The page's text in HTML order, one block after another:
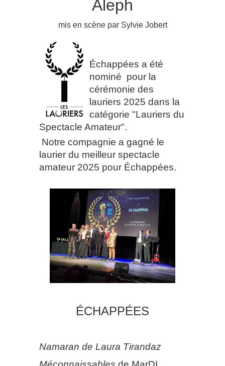
Aleph
mis en scène par Sylvie Jobert
Échappées a été
nominé pour la
cérémonie des
lauriers 2025 dans la
catégorie "Lauriers du
Spectacle Amateur".
Notre compagnie a gagné le
laurier du meilleur spectacle
amateur 2025 pour Échappées.
ÉCHAPPÉES
Namaran de Laura Tirandaz